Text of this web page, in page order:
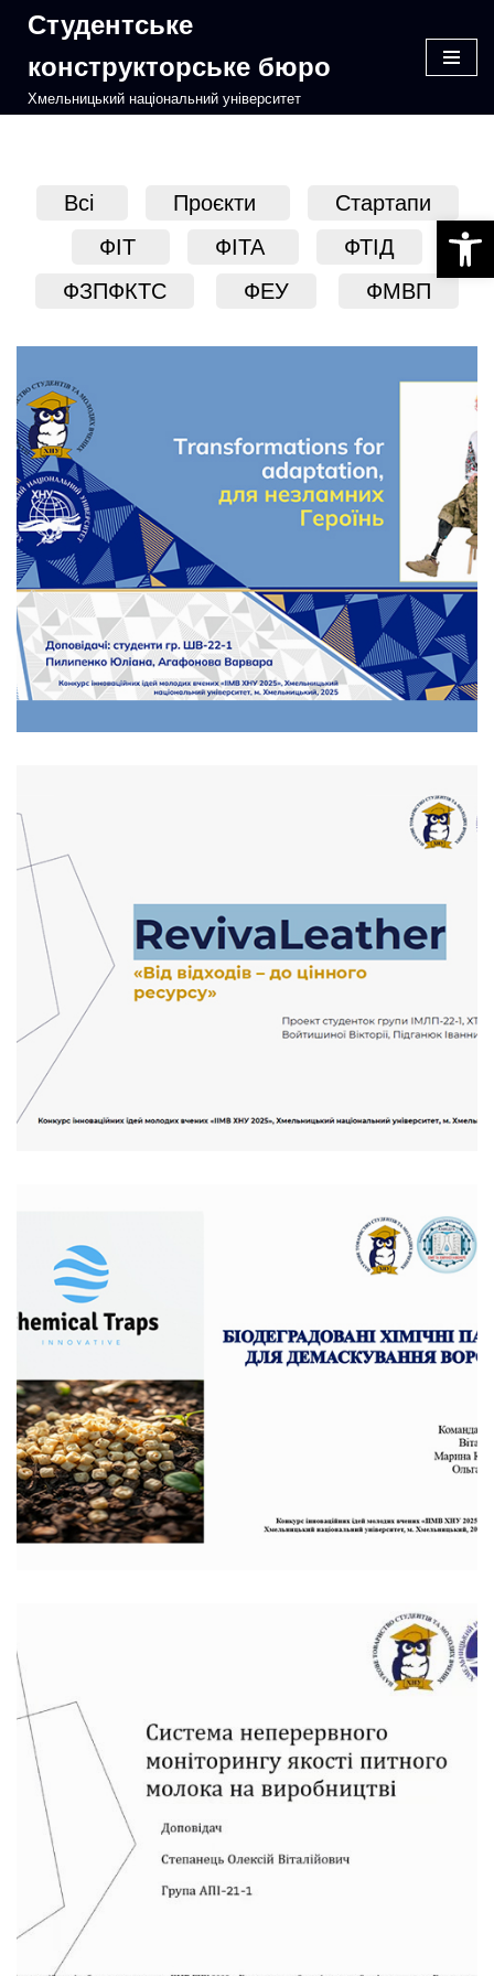
Перейти
вмісту
Студентське
конструкторське бюро
Хмельницький національний університет
Всі Проєкти
Стартапи
ФІТ
ФІТА
ФТІД
ФЗПФКТС
ФЕУ ФМВП